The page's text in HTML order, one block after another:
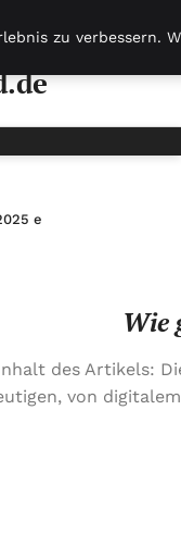
effektiv?
Wie
des Artikels:
von
zu